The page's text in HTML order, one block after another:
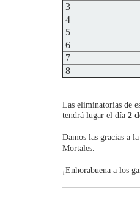
3
4
5
6
7
8
Las eliminatorias de
tendrá lugar el día 2
Damos las gracias a la
Mortales.
¡Enhorabuena a los